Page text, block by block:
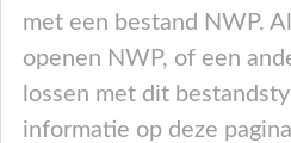
met een bestand NWP.
openen NWP, of een
lossen met dit
informatie op deze